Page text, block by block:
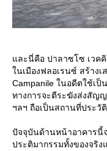
ละนี่คือ ปาลาซโซ เวคคิ
นเมืองฟลอเรนซ์ สร้าง
Campanile ในอดีตใช้เป็
ทางการจะตีระฆังส่งสัญ
ฯลฯ ถือเป็นสถานที่ประวั
ปัจจุบันด้านหน้าอาคารนี้
ประติมากรรมทั้งของจริ